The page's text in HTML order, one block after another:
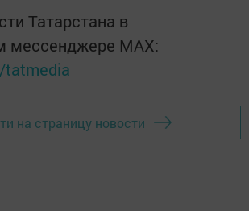
Татарстана в
мессенджере MАХ:
на страницу новости